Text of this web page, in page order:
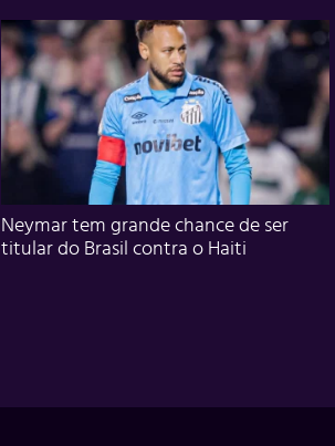
Neymar tem grande chance de ser
titular do Brasil contra o Haiti